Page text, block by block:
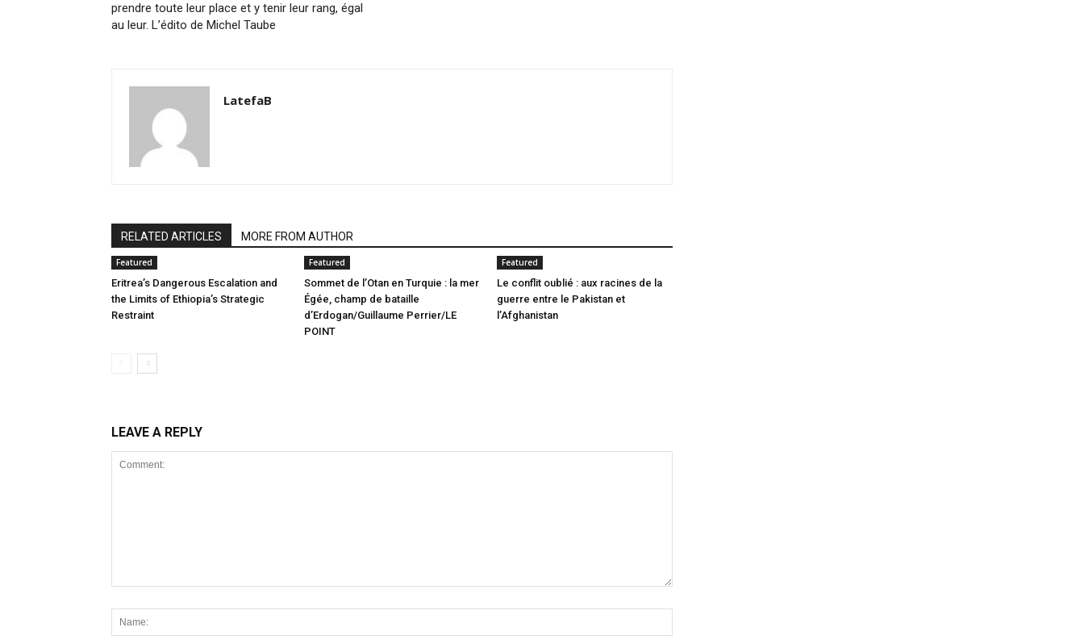
prendre toute leur place et y tenir leur rang, égal
au leur. L’édito de Michel Taube
LatefaB
RELATED ARTICLES MORE FROM AUTHOR
Featured
Eritrea’s Dangerous Escalation and
the Limits of Ethiopia’s Strategic
Restraint
Featured
Sommet de l’Otan en Turquie : la mer
Égée, champ de bataille
d’Erdogan/Guillaume Perrier/LE
POINT
Featured
Le conflit oublié : aux racines de la
guerre entre le Pakistan et
l’Afghanistan
LEAVE A REPLY